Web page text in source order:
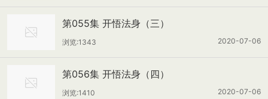
第055集 开悟法身（三）
2020-07-06
浏览:1343
第056集 开悟法身（四）
2020-07-06
浏览:1410